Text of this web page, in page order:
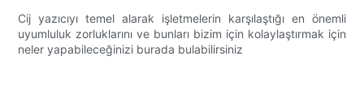
Cij yazıcıyı temel alarak işletmelerin karşılaştığı en önemli
uyumluluk zorluklarını ve bunları bizim için kolaylaştırmak için
neler yapabileceğinizi burada bulabilirsiniz